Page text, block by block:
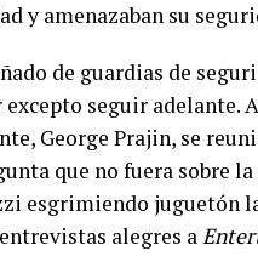
y amenazaban su
de guardias de
seguir adelante.
George Prajin, se
que no fuera sobre
esgrimiendo juguetón
alegres a